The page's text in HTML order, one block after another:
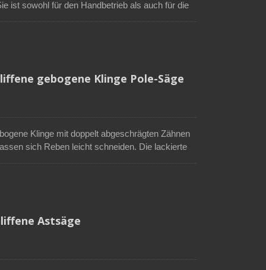
ist sowohl für den Handbetrieb als auch für die
gebogene Klinge Pole-Säge
Klinge mit doppelt abgeschrägten Zähnen
sich Reben leicht schneiden. Die lackierte
Astsäge